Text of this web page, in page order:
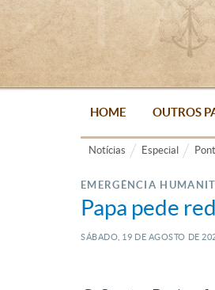
HOME OUTROS
Notícias Especial
EMERGÊNCIA
Papa pede
SÁBADO, 19 DE AGOSTO DE